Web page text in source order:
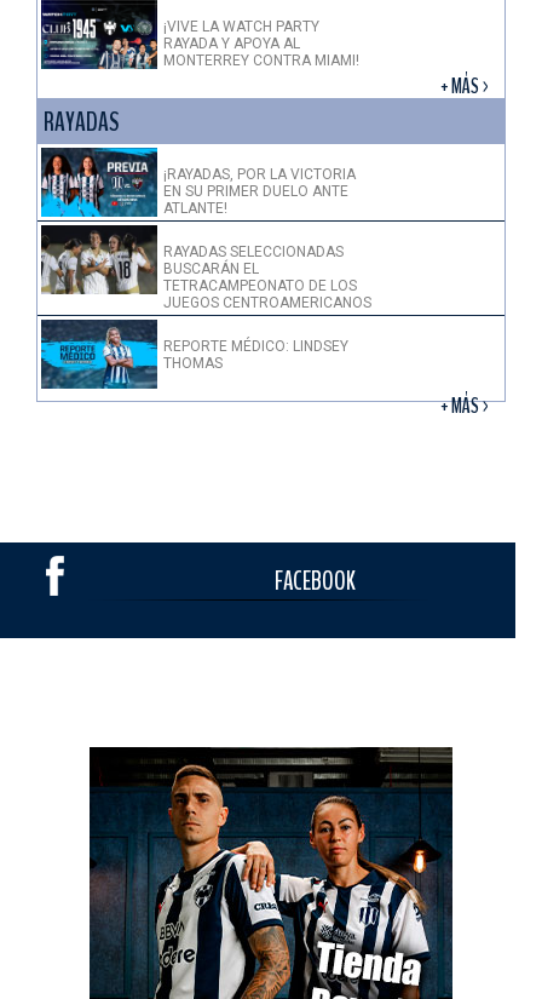
¡VIVE LA WATCH PARTY
RAYADA Y APOYA AL
MONTERREY CONTRA MIAMI!
+ MÁS >
RAYADAS
¡RAYADAS, POR LA VICTORIA
EN SU PRIMER DUELO ANTE
ATLANTE!
RAYADAS SELECCIONADAS
BUSCARÁN EL
TETRACAMPEONATO DE LOS
JUEGOS CENTROAMERICANOS
REPORTE MÉDICO: LINDSEY
THOMAS
+ MÁS >
FACEBOOK